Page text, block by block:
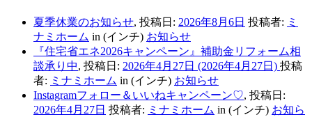
夏季休業のお知らせ, 投稿日: 2026年8月6日 投稿者: ミ
ナミホーム in (インチ) お知らせ
『住宅省エネ2026キャンペーン』補助金リフォーム相
談承り中, 投稿日: 2026年4月27日 (2026年4月27日) 投稿
者: ミナミホーム in (インチ) お知らせ
Instagramフォロー＆いいねキャンペーン♡, 投稿日:
2026年4月27日 投稿者: ミナミホーム in (インチ) お知ら